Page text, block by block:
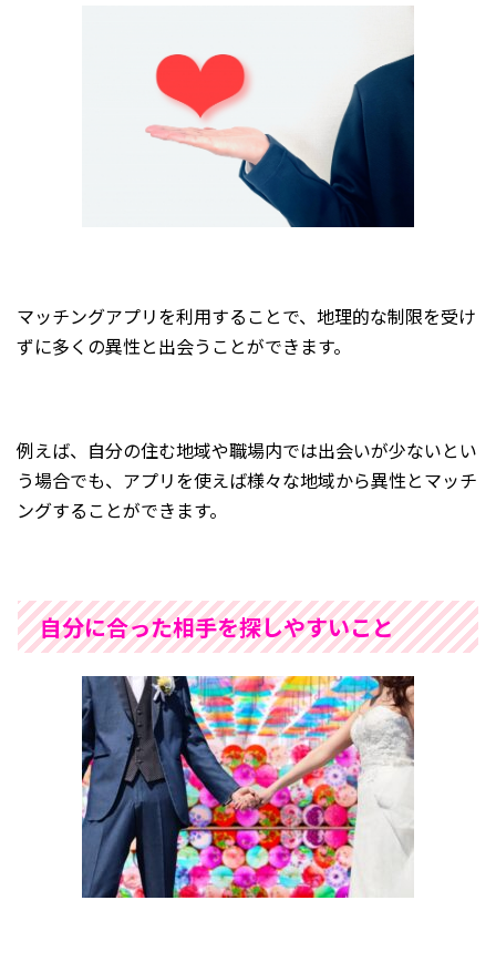
マッチングアプリを利用することで、地理的な制限を受け
ずに多くの異性と出会うことができます。
例えば、自分の住む地域や職場内では出会いが少ないとい
う場合でも、アプリを使えば様々な地域から異性とマッチ
ングすることができます。
自分に合った相手を探しやすいこと